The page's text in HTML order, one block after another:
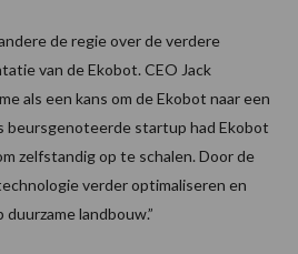
de regie over de verdere
van de Ekobot. CEO Jack
als een kans om de Ekobot naar een
beursgenoteerde startup had Ekobot
zelfstandig op te schalen. Door de
verder optimaliseren en
landbouw.”